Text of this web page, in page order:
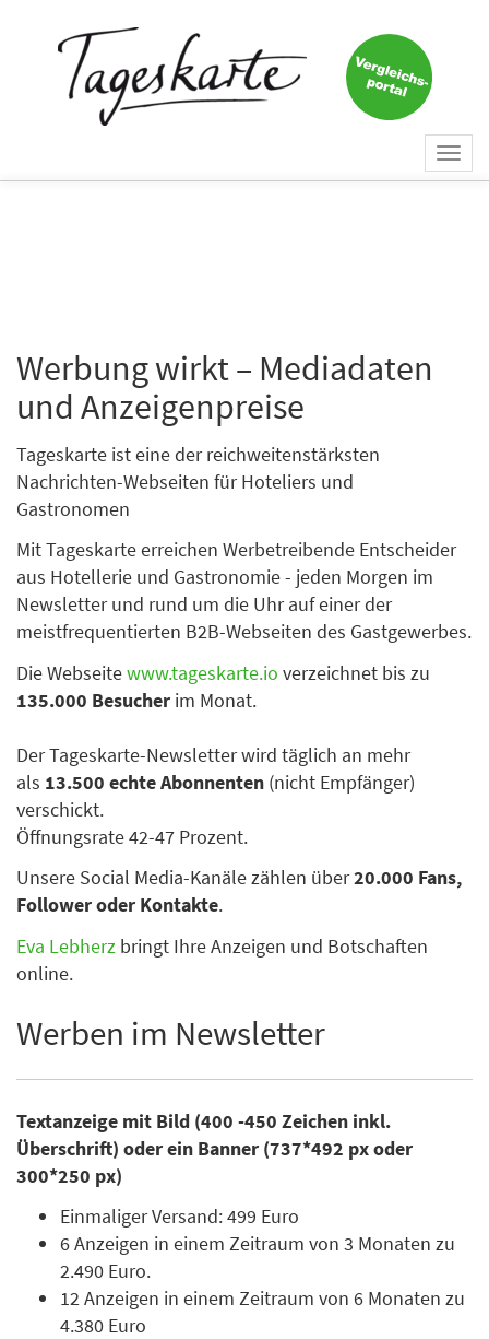
Werbung wirkt – Mediadaten
und Anzeigenpreise
Tageskarte ist eine der reichweitenstärksten
Nachrichten-Webseiten für Hoteliers und
Gastronomen
Mit Tageskarte erreichen Werbetreibende Entscheider
aus Hotellerie und Gastronomie - jeden Morgen im
Newsletter und rund um die Uhr auf einer der
meistfrequentierten B2B-Webseiten des Gastgewerbes.
Die Webseitewww.tageskarte.io verzeichnet bis zu
135.000 Besucher im Monat.
Der Tageskarte-Newsletter wird täglich an mehr
als 13.500 echte Abonnenten (nicht Empfänger)
verschickt.
Öffnungsrate 42-47 Prozent.
Unsere Social Media-Kanäle zählen über20.000 Fans,
Follower oder Kontakte.
Eva Lebherz bringt Ihre Anzeigen und Botschaften
online.
Werben im Newsletter
Textanzeige mit Bild (400 -450 Zeichen inkl.
Überschrift) oder ein Banner (737*492 px oder
300*250 px)
Einmaliger Versand: 499 Euro
6 Anzeigen in einem Zeitraum von 3 Monaten zu
2.490 Euro.
12 Anzeigen in einem Zeitraum von 6 Monaten zu
4.380 Euro